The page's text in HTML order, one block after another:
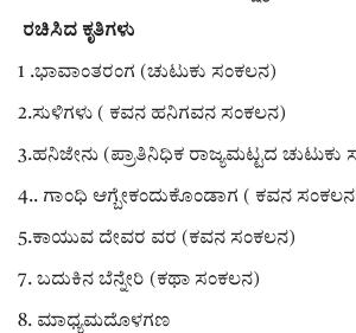
ರಚಿಸಿದ ಕೃತಿಗಳು
1 .ಭಾವಾಂತರಂಗ (ಚುಟುಕು ಸಂಕಲನ)
2.ಸುಳಿಗಳು ( ಕವನ ಹನಿಗವನ ಸಂಕಲನ)
3.ಹನಿಜೇನು (ಪ್ರಾತಿನಿಧಿಕ ರಾಜ್ಯಮಟ್ಟದ ಚುಟುಕು
4.. ಗಾಂಧಿ ಆಗ್ಬೇಕಂದುಕೊಂಡಾಗ ( ಕವನ
5.ಕಾಯುವ ದೇವರ ವರ (ಕವನ ಸಂಕಲನ)
7. ಬದುಕಿನ ಬೆನ್ನೇರಿ (ಕಥಾ ಸಂಕಲನ)
8. ಮಾಧ್ಯಮದೊಳಗಣ